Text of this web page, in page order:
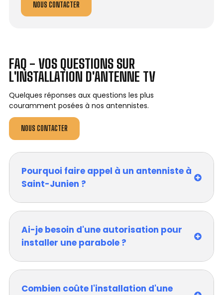
NOUS CONTACTER
FAQ - VOS QUESTIONS SUR
L'INSTALLATION D'ANTENNE TV
Quelques réponses aux questions les plus
couramment posées à nos antennistes.
NOUS CONTACTER
Pourquoi faire appel à un antenniste à
Saint-Junien ?
Ai-je besoin d'une autorisation pour
installer une parabole ?
Combien coûte l'installation d'une